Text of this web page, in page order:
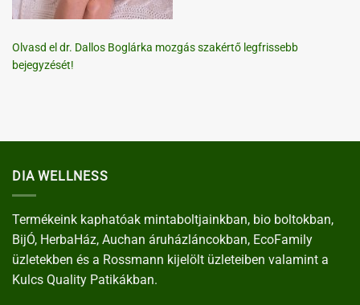
Olvasd el dr. Dallos Boglárka mozgás szakértő legfrissebb
bejegyzését!
DIA WELLNESS
Termékeink kaphatóak mintaboltjainkban, bio boltokban,
BijÓ, HerbaHáz, Auchan áruházláncokban, EcoFamily
üzletekben és a Rossmann kijelölt üzleteiben valamint a
Kulcs Quality Patikákban.